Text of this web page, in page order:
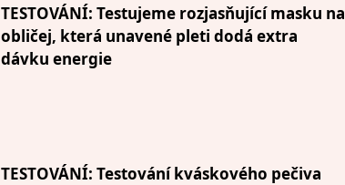
TESTOVÁNÍ: Testujeme rozjasňující masku na
obličej, která unavené pleti dodá extra
dávku energie
TESTOVÁNÍ: Testování kváskového pečiva